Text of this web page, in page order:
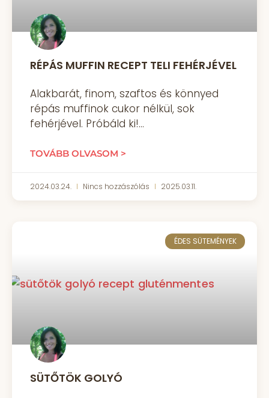
RÉPÁS MUFFIN RECEPT TELI FEHÉRJÉVEL
Alakbarát, finom, szaftos és könnyed
répás muffinok cukor nélkül, sok
fehérjével. Próbáld ki!
TOVÁBB OLVASOM >
2024.03.24. Nincs hozzászólás 2025.03.11.
ÉDES SÜTEMÉNYEK
SÜTŐTÖK GOLYÓ